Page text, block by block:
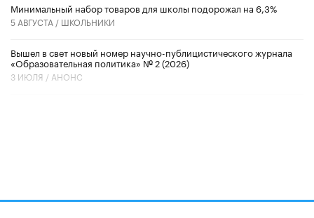
Минимальный набор товаров для школы подорожал на 6,3%
5 АВГУСТА / ШКОЛЬНИКИ
Вышел в свет новый номер научно-публицистического журнала
«Образовательная политика» № 2 (2026)
3 ИЮЛЯ / АНОНС